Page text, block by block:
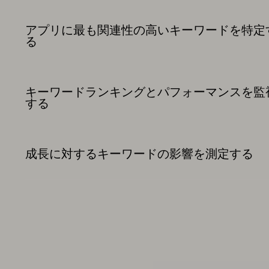
アプリに最も関連性の高いキーワードを特定
る
キーワードランキングとパフォーマンスを監
する
成長に対するキーワードの影響を測定する